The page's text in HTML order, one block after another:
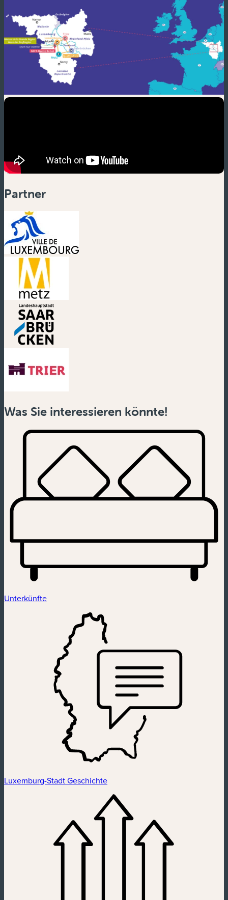
Partner
(neues Fenster)
(neues Fenster)
Was Sie interessieren könnte!
Unterkünfte
Luxemburg-Stadt Geschichte